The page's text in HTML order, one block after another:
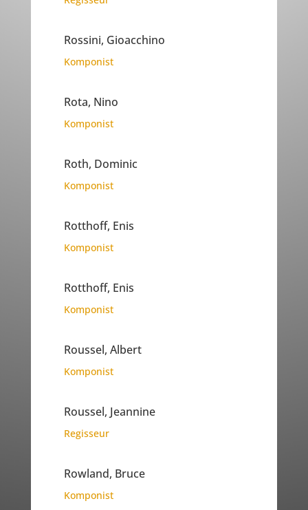
Rossini, Gioacchino
Komponist
Rota, Nino
Komponist
Roth, Dominic
Komponist
Rotthoff, Enis
Komponist
Rotthoff, Enis
Komponist
Roussel, Albert
Komponist
Roussel, Jeannine
Regisseur
Rowland, Bruce
Komponist